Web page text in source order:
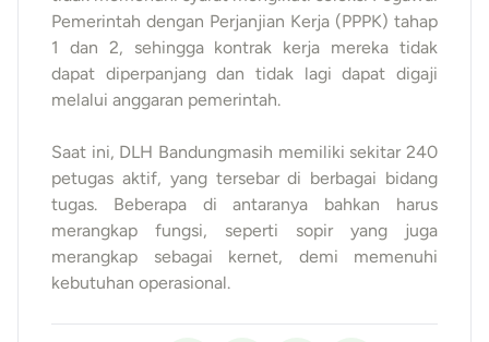
Pemerintah dengan Perjanjian Kerja (PPPK) tahap
1 dan 2, sehingga kontrak kerja mereka tidak
dapat diperpanjang dan tidak lagi dapat digaji
melalui anggaran pemerintah.
Saat ini, DLH Bandungmasih memiliki sekitar 240
petugas aktif, yang tersebar di berbagai bidang
tugas. Beberapa di antaranya bahkan harus
merangkap fungsi, seperti sopir yang juga
merangkap sebagai kernet, demi memenuhi
kebutuhan operasional.